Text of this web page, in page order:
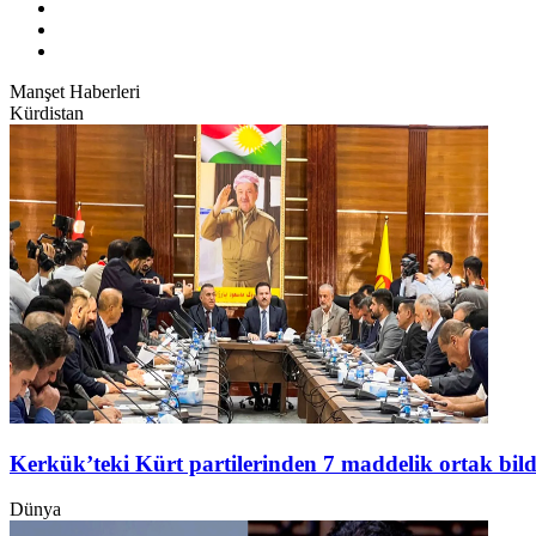
Manşet Haberleri
Kürdistan
Kerkük’teki Kürt partilerinden 7 maddelik ortak
Dünya